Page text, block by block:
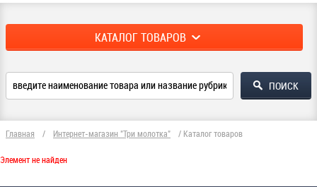
КАТАЛОГ ТОВАРОВ
Главная / Интернет-магазин "Три молотка" / Каталог товаров
Элемент не найден